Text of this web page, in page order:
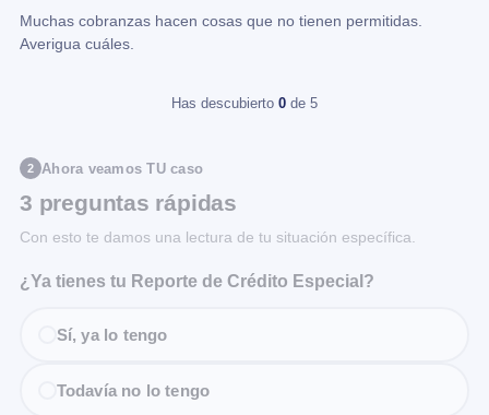
Muchas cobranzas hacen cosas que no tienen permitidas.
Averigua cuáles.
Has descubierto 0 de 5
2 Ahora veamos TU caso
3 preguntas rápidas
Con esto te damos una lectura de tu situación específica.
¿Ya tienes tu Reporte de Crédito Especial?
Sí, ya lo tengo
Todavía no lo tengo